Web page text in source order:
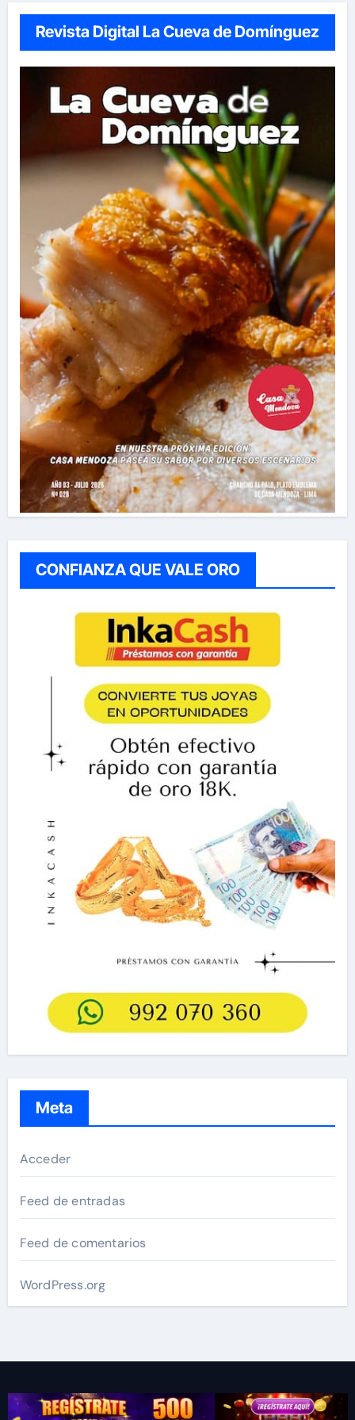
Revista Digital La Cueva de Domínguez
CONFIANZA QUE VALE ORO
Meta
Acceder
Feed de entradas
Feed de comentarios
WordPress.org